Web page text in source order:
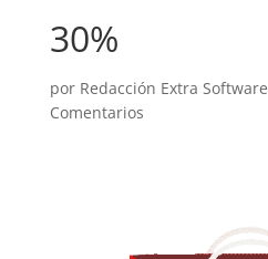
30%
por Redacción Extra Software
Comentarios